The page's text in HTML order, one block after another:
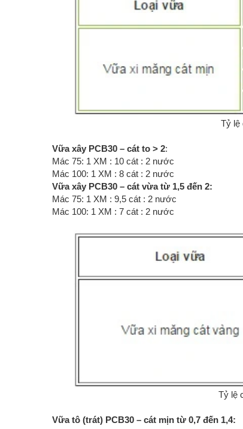
Tỷ lệ
Vữa xây PCB30 – cát to > 2:
Mác 75: 1 XM : 10 cát : 2 nước
Mác 100: 1 XM : 8 cát : 2 nước
Vữa xây PCB30 – cát vừa từ 1,5 đến 2:
Mác 75: 1 XM : 9,5 cát : 2 nước
Mác 100: 1 XM : 7 cát : 2 nước
Tỷ lệ
Vữa tô (trát) PCB30 – cát mịn từ 0,7 đến 1,4: